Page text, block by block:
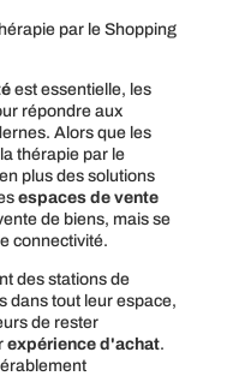
par le Shopping
est essentielle, les
répondre aux
Alors que les
thérapie par le
plus des solutions
espaces de vente
de biens, mais se
connectivité.
des stations de
dans tout leur espace,
de rester
expérience d'achat.